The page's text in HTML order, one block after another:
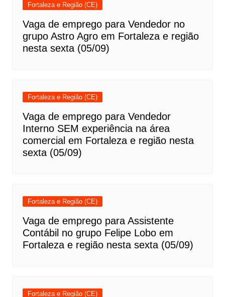
Fortaleza e Região (CE)
Vaga de emprego para Vendedor no
grupo Astro Agro em Fortaleza e região
nesta sexta (05/09)
Fortaleza e Região (CE)
Vaga de emprego para Vendedor
Interno SEM experiência na área
comercial em Fortaleza e região nesta
sexta (05/09)
Fortaleza e Região (CE)
Vaga de emprego para Assistente
Contábil no grupo Felipe Lobo em
Fortaleza e região nesta sexta (05/09)
Fortaleza e Região (CE)